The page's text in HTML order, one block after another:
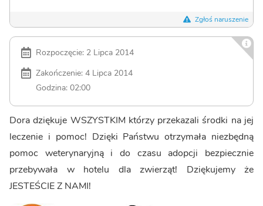
Zgłoś naruszenie
Rozpoczęcie: 2 Lipca 2014
Zakończenie: 4 Lipca 2014
Godzina: 02:00
Dora dziękuje WSZYSTKIM którzy przekazali środki na jej
leczenie i pomoc! Dzięki Państwu otrzymała niezbędną
pomoc weterynaryjną i do czasu adopcji bezpiecznie
przebywała w hotelu dla zwierząt! Dziękujemy że
JESTEŚCIE Z NAMI!